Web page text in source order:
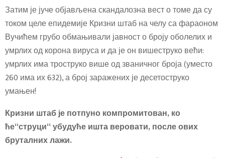
Затим је јуче објављена скандалозна вест о томе да су
током целе епидемије Кризни штаб на челу са фараоном
Вучићем грубо обмањивали јавност о броју оболелих и
умрлих од корона вируса и да је он вишеструко већи:
умрлих има троструко више од званичног броја (уместо
260 има их 632), а број заражених је десетоструко
умањен!
Кризни штаб је потпуно компромитован, ко
ће“струци“ убудуће ишта веровати, после ових
бруталних лажи.